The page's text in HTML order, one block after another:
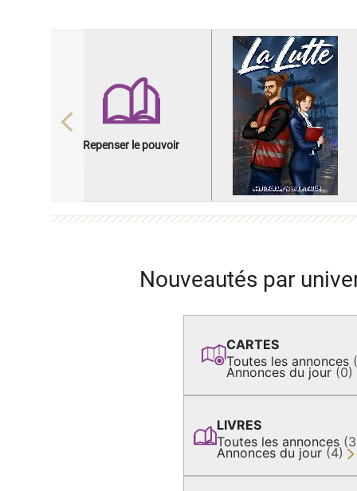
Repenser le pouvoir
Previous
Nouveautés par
CARTES
Toutes les annonces
Annonces du jour (0)
LIVRES
Toutes les annonces
Annonces du jour (4)